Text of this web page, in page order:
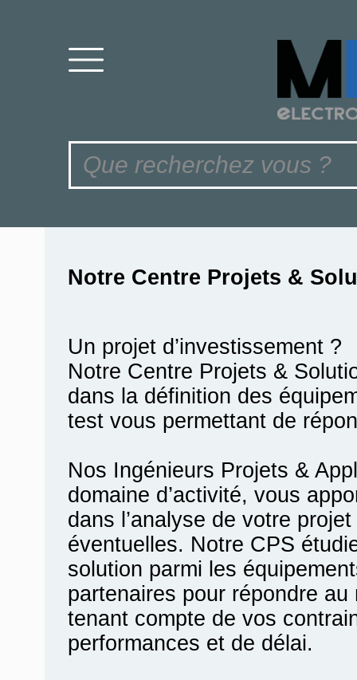
Notre Centre Projets &
Un projet d’investissement ?
Notre Centre Projets &
dans la définition des
test vous permettant de
Nos Ingénieurs Projets &
domaine d’activité, vous
dans l’analyse de votre
éventuelles. Notre CPS
solution parmi les
partenaires pour répondre
tenant compte de vos
performances et de délai.